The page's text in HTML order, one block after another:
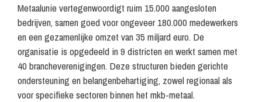
Metaalunie vertegenwoordigt ruim 15.000 aangesloten
bedrijven, samen goed voor ongeveer 180.000 medewerkers
en een gezamenlijke omzet van 35 miljard euro. De
organisatie is opgedeeld in 9 districten en werkt samen met
40 brancheverenigingen. Deze structuren bieden gerichte
ondersteuning en belangenbehartiging, zowel regionaal als
voor specifieke sectoren binnen het mkb-metaal.